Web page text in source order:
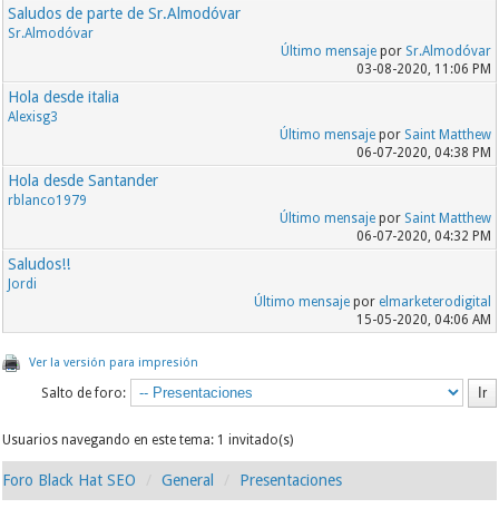
Saludos de parte de Sr.Almodóvar
Sr.Almodóvar
Último mensajepor Sr.Almodóvar
03-08-2020, 11:06 PM
Hola desde italia
Alexisg3
Último mensajepor Saint Matthew
06-07-2020, 04:38 PM
Hola desde Santander
rblanco1979
Último mensajepor Saint Matthew
06-07-2020, 04:32 PM
Saludos!!
Jordi
Último mensajepor elmarketerodigital
15-05-2020, 04:06 AM
Ver la versión para impresión
Salto de foro:
Usuarios navegando en este tema: 1 invitado(s)
Foro Black Hat SEO General Presentaciones